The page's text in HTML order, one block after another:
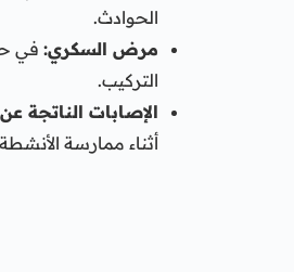
الحوادث.
مرض السكري: في
التركيب.
الإصابات الناتجة
أثناء ممارسة